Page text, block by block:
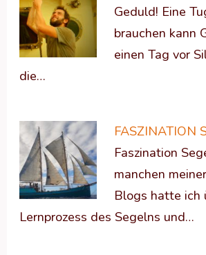
Geduld! Eine
brauchen kann
einen Tag vor
die…
FASZINATION
Faszination
manchen
Blogs hatte ich
Lernprozess des Segelns und…